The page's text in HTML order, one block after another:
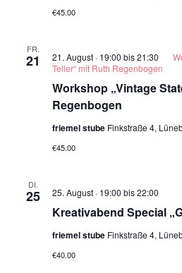
€45.00
FR.
21
Workshop „Vintage
Regenbogen
21. August · 19:00 bis21:30
Teller“ mit Ruth Regenbogen
friemel stube Finkstraße 4,
€45.00
DI.
25
Kreativabend Special
25. August · 19:00 bis22:00
friemel stube Finkstraße 4,
€40.00